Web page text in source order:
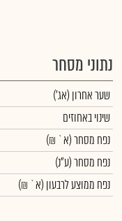
נתוני מסחר
שער אחרון (אג')
שינוי באחוזים
נפח מסחר(א` ₪)
נפח מסחר(ע"נ)
נפח ממוצע לרבעון (א` ₪)